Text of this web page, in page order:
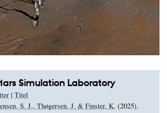
Simulation Laboratory
| Titel
S. J., Thøgersen, J. & Finster, K. (2025).